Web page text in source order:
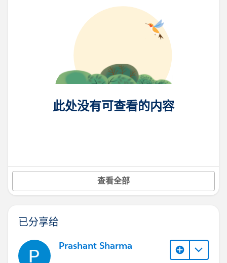
此处没有可查看的内容
查看全部
已分享给
Prashant Sharma